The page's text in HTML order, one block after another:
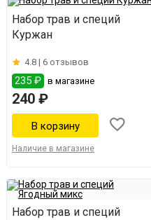
Набор трав и специй
Куржан
4.8 | 6 отзывов
235 ₽ в магазине
240 ₽
Наличие в магазине
Набор трав и специй